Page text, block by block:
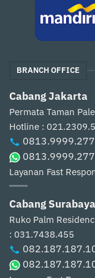
BRANCH OFFICE
Cabang Jakarta
Permata Taman
Hotline :
Layanan Fast
Cabang Surabaya
Ruko Palm
: 031.7438.455